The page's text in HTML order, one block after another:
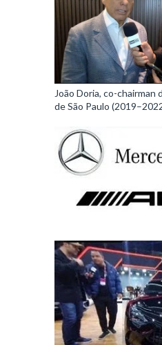
João Doria, co-chairman
de São Paulo